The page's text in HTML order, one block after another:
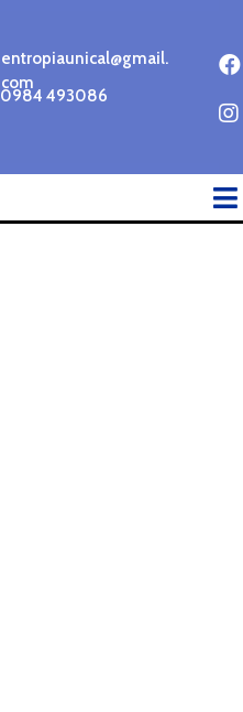
entropiaunical@gmail.
com
0984 493086